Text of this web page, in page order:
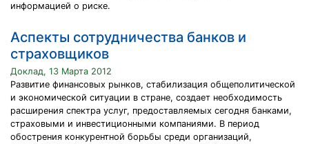
информацией о риске.
Аспекты сотрудничества банков и
страховщиков
Доклад, 13 Марта 2012
Развитие финансовых рынков, стабилизация общеполитической
и экономической ситуации в стране, создает необходимость
расширения спектра услуг, предоставляемых сегодня банками,
страховыми и инвестиционными компаниями. В период
обострения конкурентной борьбы среди организаций,